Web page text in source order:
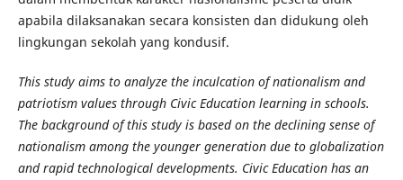
apabila dilaksanakan secara konsisten dan didukung oleh
lingkungan sekolah yang kondusif.
This study aims to analyze the inculcation of nationalism and
patriotism values through Civic Education learning in schools.
The background of this study is based on the declining sense of
nationalism among the younger generation due to globalization
and rapid technological developments. Civic Education has an